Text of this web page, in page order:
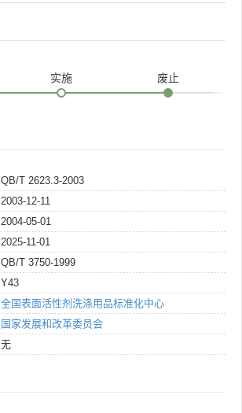
实施 废止
QB/T 2623.3-2003
2003-12-11
2004-05-01
2025-11-01
QB/T 3750-1999
Y43
全国表面活性剂洗涤用品标准化中心
国家发展和改革委员会
无